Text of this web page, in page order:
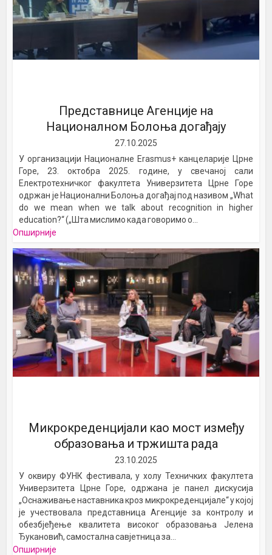
Представнице Агенције на
Националном Болоња догађају
27.10.2025
У организацији Националне Erasmus+ канцеларије Црне
Горе, 23. октобра 2025. године, у свечаној сали
Електротехничког факултета Универзитета Црне Горе
одржан је Национални Болоња догађај под називом „What
do we mean when we talk about recognition in higher
education?“ („Шта мислимо када говоримо о...
Опширније
Микрокреденцијали као мост између
образовања и тржишта рада
23.10.2025
У оквиру ФУНК фестивала, у холу Техничких факултета
Универзитета Црне Горе, одржана је панел дискусија
„Оснаживање наставника кроз микрокреденцијале“ у којој
је учествовала представница Агенције за контролу и
обезбјеђење квалитета високог образовања Јелена
Ђукановић, самостална савјетница за...
Опширније